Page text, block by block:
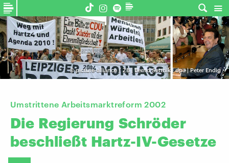
©picture-alliance / ZB | Bernd Settnik | dpa | Peter Endig
Umstrittene Arbeitsmarktreform 2002
Die Regierung Schröder
beschließt Hartz-IV-Gesetze